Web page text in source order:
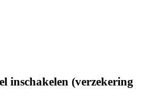
inschakelen (verzekering